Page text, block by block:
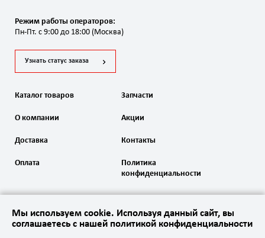
Режим работы операторов:
Пн-Пт. с 9:00 до 18:00 (Москва)
Узнать статус заказа
Каталог товаров Запчасти
О компании
Доставка
Оплата
Акции
Контакты
Политика
конфиденциальности
Мы используем cookie. Используя данный сайт, вы
соглашаетесь с нашей политикой конфиденциальности